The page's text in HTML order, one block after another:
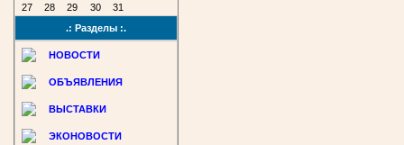
27
28 29 30
31
.: Разделы :.
НОВОСТИ
ОБЪЯВЛЕНИЯ
ВЫСТАВКИ
ЭКОНОВОСТИ